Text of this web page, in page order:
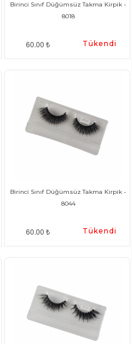
Birinci Sınıf Düğümsüz Takma Kirpik -
8018
60.00 ₺ Tükendi
Birinci Sınıf Düğümsüz Takma Kirpik -
8044
60.00 ₺ Tükendi